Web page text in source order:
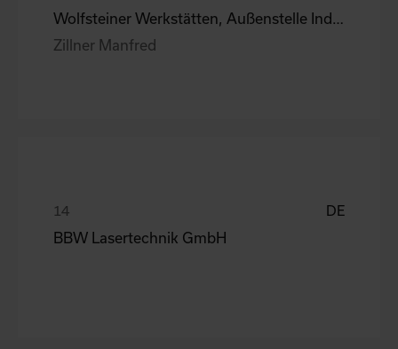
Zillner Manfred
DE
BBW Lasertechnik GmbH